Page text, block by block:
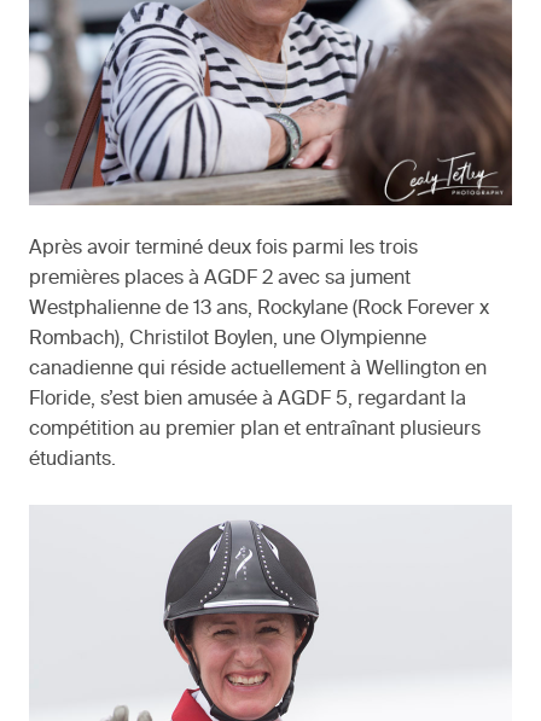
Après avoir terminé deux fois parmi les trois
premières places à AGDF 2 avec sa jument
Westphalienne de 13 ans, Rockylane (Rock Forever x
Rombach), Christilot Boylen, une Olympienne
canadienne qui réside actuellement à Wellington en
Floride, s’est bien amusée à AGDF 5, regardant la
compétition au premier plan et entraînant plusieurs
étudiants.